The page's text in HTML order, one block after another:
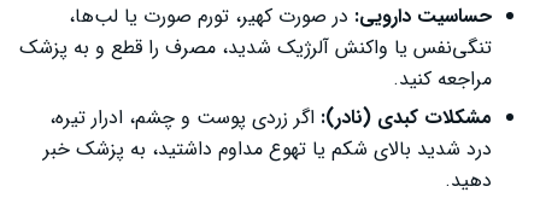
حساسیت دارویی: در صورت کهیر، تورم صورت یا لب‌ها،
تنگی‌نفس یا واکنش آلرژیک شدید، مصرف را قطع و به پزشک
مراجعه کنید.
مشکلات کبدی (نادر): اگر زردی پوست و چشم، ادرار تیره،
درد شدید بالای شکم یا تهوع مداوم داشتید، به پزشک خبر
دهید.